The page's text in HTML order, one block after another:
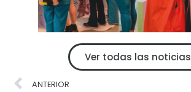
Ver todas las noticias
ANTERIOR